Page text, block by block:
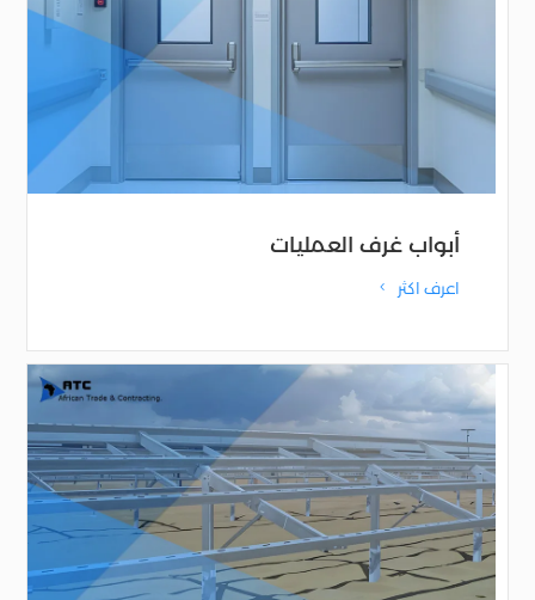
أبواب غرف العمليات
اعرف اكثر 4